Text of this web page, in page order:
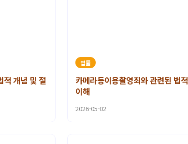
적 개념 및 절
법률
카메라등이용촬영죄와 관련된 법적
이해
2026-05-02